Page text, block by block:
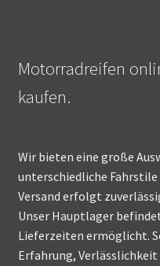
Motorradreifen
kaufen.
Wir bieten eine große
unterschiedliche Fahrstile
Versand erfolgt
Unser Hauptlager
Lieferzeiten ermöglicht.
Erfahrung,